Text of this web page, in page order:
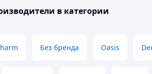
в категории
Без бренда Oasis